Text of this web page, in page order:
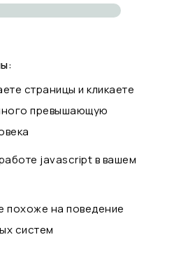
страницы и кликаете
превышающую
javascript в вашем
похоже на поведение
систем